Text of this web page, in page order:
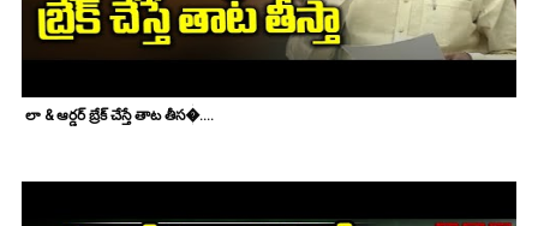
లా & ఆర్డర్ బ్రేక్ చేస్తే తాట తీస�....